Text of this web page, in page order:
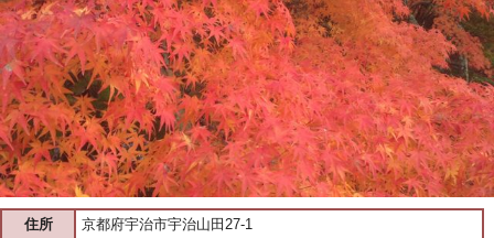
住所 京都府宇治市宇治山田27-1